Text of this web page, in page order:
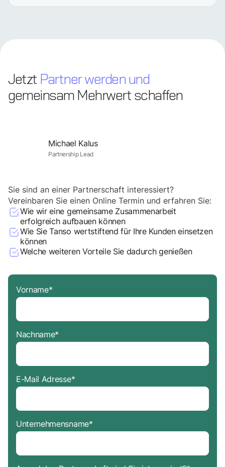
JetztPartner werden und
gemeinsam Mehrwert schaffen
Michael Kalus
Partnership Lead
Sie sind an einer Partnerschaft interessiert?
Vereinbaren Sie einen Online Termin und erfahren Sie:
Wie wir eine gemeinsame Zusammenarbeit
erfolgreich aufbauen können
Wie Sie Tanso wertstiftend für Ihre Kunden einsetzen
können
Welche weiteren Vorteile Sie dadurch genießen
Vorname*
Nachname*
E-Mail Adresse*
Unternehmensname*